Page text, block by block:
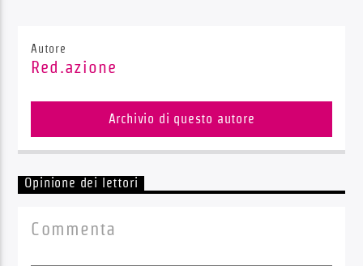
Autore
Red.azione
Archivio di questo autore
Opinione dei lettori
Commenta